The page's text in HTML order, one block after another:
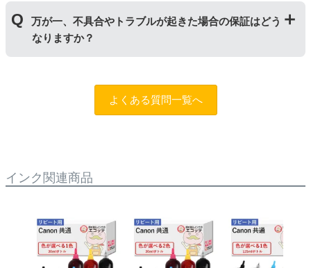
「染料インク」はインクが紙の繊維質に浸透して発色し
ます。インクを重ね合わせて細かく色合いを表現でき、
発色の良い鮮やかな仕上がりになるため、写真印刷に向
写真やディスク(CDやDVD)など光沢のある用紙への印刷
は色味が異なる場合がありますのでご注意ください。ま
た、純正品と比べると色あせや劣化が進みやすいため、
ご注意ください。
万が一、不具合やトラブルが起きた場合の保証はどう
なりますか？
問合フォーム ふたつの保証
おりますので、ご購入商品とご使用プリンタ―について
よくある質問一覧へ
インク関連商品